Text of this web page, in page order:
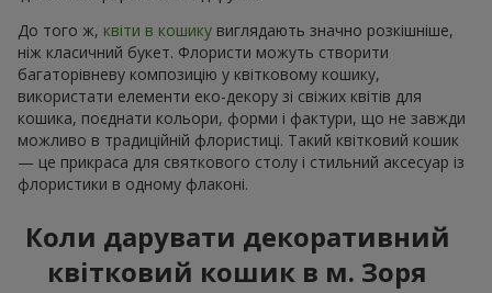
До того ж, квіти в кошику виглядають значно розкішніше,
ніж класичний букет. Флористи можуть створити
багаторівневу композицію у квітковому кошику,
використати елементи еко-декору зі свіжих квітів для
кошика, поєднати кольори, форми і фактури, що не завжди
можливо в традиційній флористиці. Такий квітковий кошик
— це прикраса для святкового столу і стильний аксесуар із
флористики в одному флаконі.
Коли дарувати декоративний
квітковий кошик в м. Зоря